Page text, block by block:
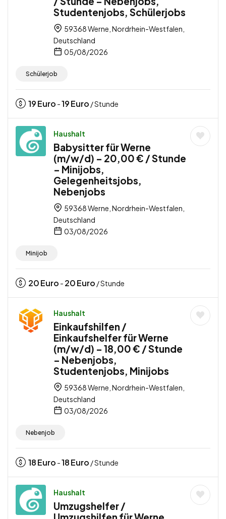
Studentenjobs, Schülerjobs
59368 Werne, Nordrhein-Westfalen,
Deutschland
05/08/2026
Schülerjob
19Euro -19Euro / Stunde
Haushalt
Babysitter für Werne
(m/w/d) – 20,00 € / Stunde
– Minijobs,
Gelegenheitsjobs,
Nebenjobs
59368 Werne, Nordrhein-Westfalen,
Deutschland
03/08/2026
Minijob
20Euro - 20Euro / Stunde
Haushalt
Einkaufshilfen /
Einkaufshelfer für Werne
(m/w/d) – 18,00 € / Stunde
– Nebenjobs,
Studentenjobs, Minijobs
59368 Werne, Nordrhein-Westfalen,
Deutschland
03/08/2026
Nebenjob
18Euro -18Euro / Stunde
Haushalt
Umzugshelfer /